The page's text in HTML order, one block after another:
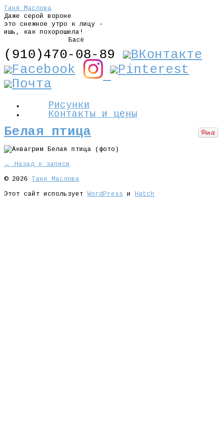
Таня Маслова
Даже серой вороне
это снежное утро к лицу -
ишь, как похорошела!
Басё
(910)470-08-89
Рисунки
Контакты и цены
Белая птица
← Назад к записи
© 2026 Таня Маслова
Этот сайт использует WordPress и Hatch